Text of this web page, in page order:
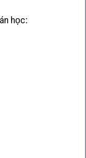
học: